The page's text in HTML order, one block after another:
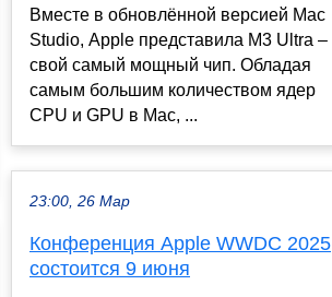
Вместе в обновлённой версией Mac
Studio, Apple представила M3 Ultra –
свой самый мощный чип. Обладая
самым большим количеством ядер
CPU и GPU в Mac, ...
23:00, 26 Мар
Конференция Apple WWDC 2025
состоится 9 июня